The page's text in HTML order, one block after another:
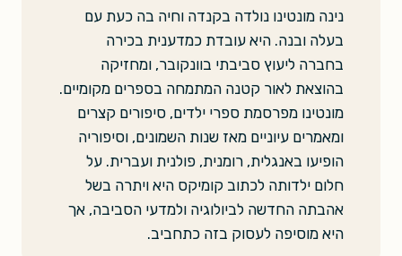
נינה מונטינו נולדה בקנדה וחיה בה כעת עם
בעלה ובנה. היא עובדת כמדענית בכירה
בחברה ליעוץ סביבתי בוונקובר, ומחזיקה
בהוצאת לאור קטנה המתמחה בספרים מקומיים.
מונטינו מפרסמת ספרי ילדים, סיפורים קצרים
ומאמרים עיוניים מאז שנות השמונים, וסיפוריה
הופיעו באנגלית, רומנית, פולנית ועברית. על
חלום ילדותה לכתוב קומיקס היא ויתרה בשל
אהבתה החדשה לביולוגיה ולמדעי הסביבה, אך
היא מוסיפה לעסוק בזה כתחביב.